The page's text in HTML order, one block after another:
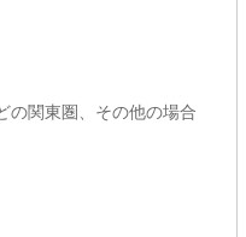
の関東圏、その他の場合